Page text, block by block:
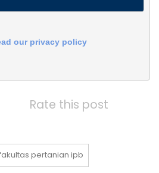
our privacy policy
Rate this post
pertanian ipb